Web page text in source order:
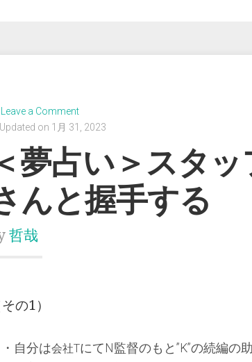
Leave a Comment
Updated on 1月 31, 2023
夢占い＞スタ
んと握手する
哲哉
その1）
・自分は会社TにてN監督のもと”K”の続編の